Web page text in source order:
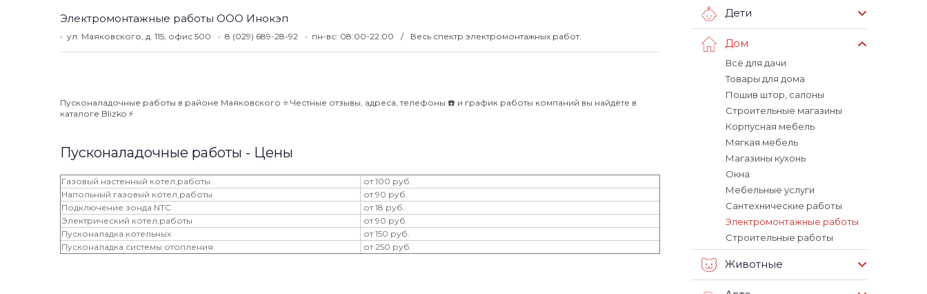
Электромонтажные работы ООО Инокэп
ул. Маяковского, д. 115, офис 500 8 (029) 689-28-92 пн-вс: 08:00-22:00 Весь спектр электромонтажных работ.
Пусконаладочные работы в районе Маяковского ⭐️ Честные отзывы, адреса, телефоны ☎️ и график работы компаний вы найдёте в
каталоге Blizko ⚡️
Пусконаладочные работы - Цены
Газовый настенный котел,работы
от 100 руб.
Напольный газовый котел,работы
от 90 руб.
Подключение зонда NTC
от 18 руб.
Электрический котел,работы
от 90 руб.
Пусконаладка котельных
от 150 руб.
Пусконаладка системы отопления
от 250 руб.
Дети
Дом
Всё для дачи
Товары для дома
Пошив штор, салоны
Строительные магазины
Корпусная мебель
Мягкая мебель
Магазины кухонь
Окна
Мебельные услуги
Сантехнические работы
Электромонтажные работы
Строительные работы
Животные